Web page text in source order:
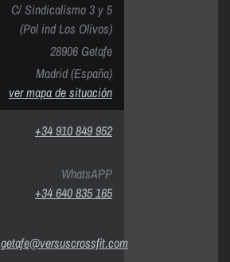
C/ Sindicalismo 3 y 5
(Pol ind Los Olivos)
28906 Getafe
Madrid (España)
ver mapa de situación
+34 910 849 952
WhatsAPP
+34 640 835 165
getafe@versuscrossfit.com